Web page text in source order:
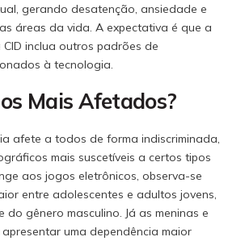
gerando desatenção, ansiedade e
áreas da vida. A expectativa é que a
inclua outros padrões de
à tecnologia.
Mais Afetados?
afete a todos de forma indiscriminada,
mais suscetíveis a certos tipos
aos jogos eletrônicos, observa-se
entre adolescentes e adultos jovens,
do gênero masculino. Já as meninas e
uma dependência maior